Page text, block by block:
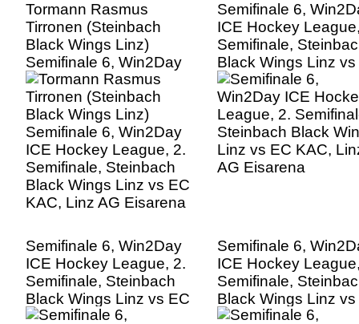
Tormann Rasmus
Tirronen (Steinbach
Black Wings Linz)
Semifinale 6, Win2Day
ICE Hockey League, 2.
Semifinale, Steinbach
Black Wings Linz vs EC
KAC, Linz AG Eisarena
Semifinale 6,
ICE Hockey
Semifinale,
Black Wings Linz vs
KAC, Linz AG
Semifinale 6, Win2Day
ICE Hockey League, 2.
Semifinale, Steinbach
Black Wings Linz vs EC
KAC, Linz AG Eisarena
Semifinale 6,
ICE Hockey
Semifinale,
Black Wings Linz vs
KAC, Linz AG